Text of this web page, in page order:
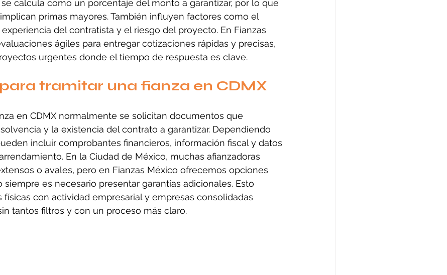
se calcula como un porcentaje del monto a garantizar, por lo que
primas mayores. También influyen factores como el
del contratista y el riesgo del proyecto. En Fianzas
ágiles para entregar cotizaciones rápidas y precisas,
urgentes donde el tiempo de respuesta es clave.
tramitar una fianza en CDMX
en CDMX normalmente se solicitan documentos que
y la existencia del contrato a garantizar. Dependiendo
incluir comprobantes financieros, información fiscal y datos
En la Ciudad de México, muchas afianzadoras
o avales, pero en Fianzas México ofrecemos opciones
es necesario presentar garantías adicionales. Esto
físicas con actividad empresarial y empresas consolidadas
tantos filtros y con un proceso más claro.